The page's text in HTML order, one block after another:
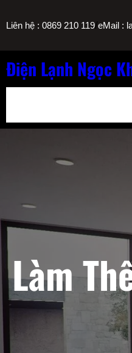
đến
nội
dung
Liên hệ : 0869 210 119/eMail :
Điện Lạnh Ngọc
Làm